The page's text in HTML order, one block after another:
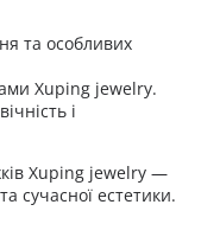
та особливих
Xuping jewelry.
і
Xuping jewelry —
сучасної естетики.